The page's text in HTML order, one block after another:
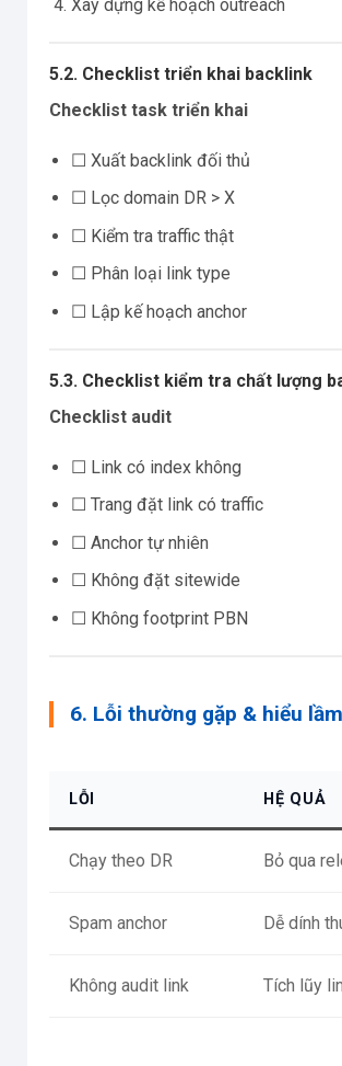
Xây dựng kế hoạch outreach
5.2. Checklist triển khai backlink
Checklist task triển khai
☐ Xuất backlink đối thủ
☐ Lọc domain DR > X
☐ Kiểm tra traffic thật
☐ Phân loại link type
☐ Lập kế hoạch anchor
5.3. Checklist kiểm tra chất lượng
Checklist audit
☐ Link có index không
☐ Trang đặt link có traffic
☐ Anchor tự nhiên
☐ Không đặt sitewide
☐ Không footprint PBN
6. Lỗi thường gặp & hiểu
LỖI HỆ QUẢ
Chạy theo DR Bỏ qua
Spam anchor Dễ dính
Không audit link Tích lũy